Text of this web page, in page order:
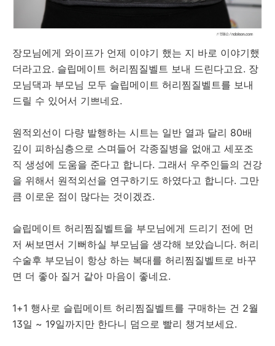
장모님에게 와이프가 언제 이야기 했는 지 바로 이야기했
더라고요. 슬립메이트 허리찜질벨트 보내 드린다고요. 장
모님댁과 부모님 모두 슬립메이트 허리찜질벨트를 보내
드릴 수 있어서 기쁘네요.
원적외선이 다량 발행하는 시트는 일반 열과 달리 80배
깊이 피하심층으로 스며들어 각종질병을 없애고 세포조
직 생성에 도움을 준다고 합니다. 그래서 우주인들의 건강
을 위해서 원적외선을 연구하기도 하였다고 합니다. 그만
큼 이로운 점이 많다는 것이겠죠.
슬립메이트 허리찜질벨트을 부모님에게 드리기 전에 먼
저 써보면서 기뻐하실 부모님을 생각해 보았습니다. 허리
수술후 부모님이 항상 하는 복대를 허리찜질벨트로 바꾸
면 더 좋아 질거 같아 마음이 좋네요.
1+1 행사로 슬립메이트 허리찜질벨트를 구매하는 건 2월
13일 ~ 19일까지만 한다니 덤으로 빨리 챙겨보세요.